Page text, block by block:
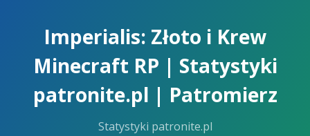
Imperialis: Złoto i Krew
Minecraft RP | Statystyki
patronite.pl | Patromierz
Statystyki patronite.pl